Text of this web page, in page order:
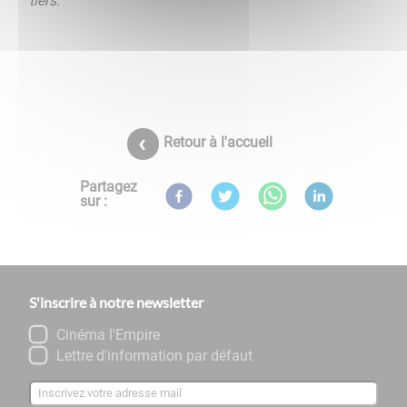
Retour à l'accueil
Partagez
sur :
S'inscrire à notre newsletter
Cinéma l'Empire
Lettre d'information par défaut